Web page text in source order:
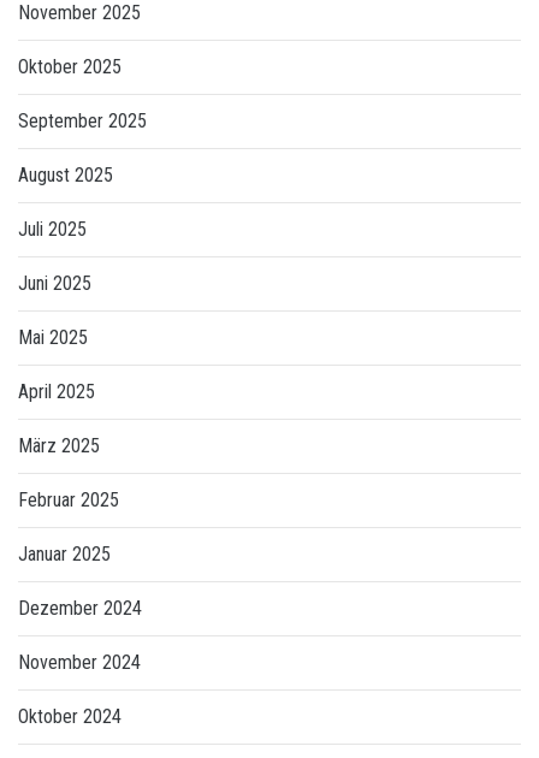
November 2025
Oktober 2025
September 2025
August 2025
Juli 2025
Juni 2025
Mai 2025
April 2025
März 2025
Februar 2025
Januar 2025
Dezember 2024
November 2024
Oktober 2024